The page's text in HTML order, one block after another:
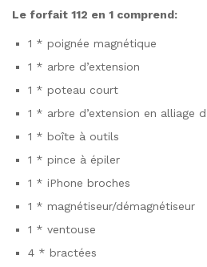
Le forfait 112 en 1 comprend:
1 * poignée magnétique
1 * arbre d’extension
1 * poteau court
1 * arbre d’extension en alliage
1 * boîte à outils
1 * pince à épiler
1 * iPhone broches
1 * magnétiseur/démagnétiseur
1 * ventouse
4 * bractées